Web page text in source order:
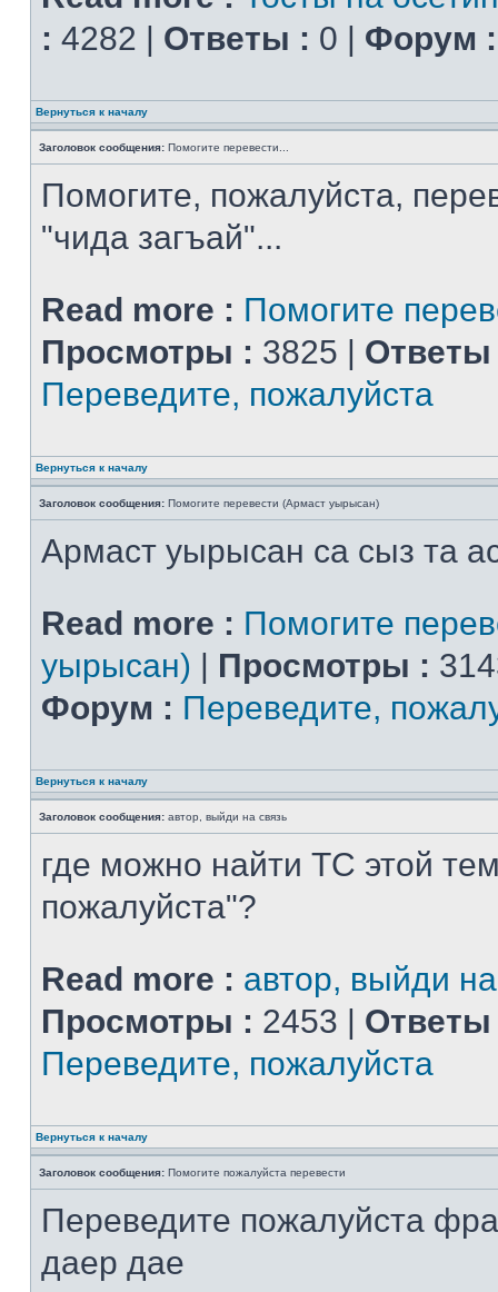
: 4282 | Ответы : 0 | Форум :
Вернуться к началу
Заголовок сообщения: Помогите перевести...
Помогите, пожалуйста,
"чида загъай"...
Read more : Помогите
Просмотры : 3825 | Ответы
Переведите, пожалуйста
Вернуться к началу
Заголовок сообщения: Помогите перевести (Армаст уырысан)
Армаст уырысан са сыз та
Read more : Помогите
уырысан) | Просмотры :
Форум : Переведите,
Вернуться к началу
Заголовок сообщения: автор, выйди на связь
где можно найти ТС этой
пожалуйста"?
Read more : автор, выйди
Просмотры : 2453 | Ответы
Переведите, пожалуйста
Вернуться к началу
Заголовок сообщения: Помогите пожалуйста перевести
Переведите пожалуйста
даер дае